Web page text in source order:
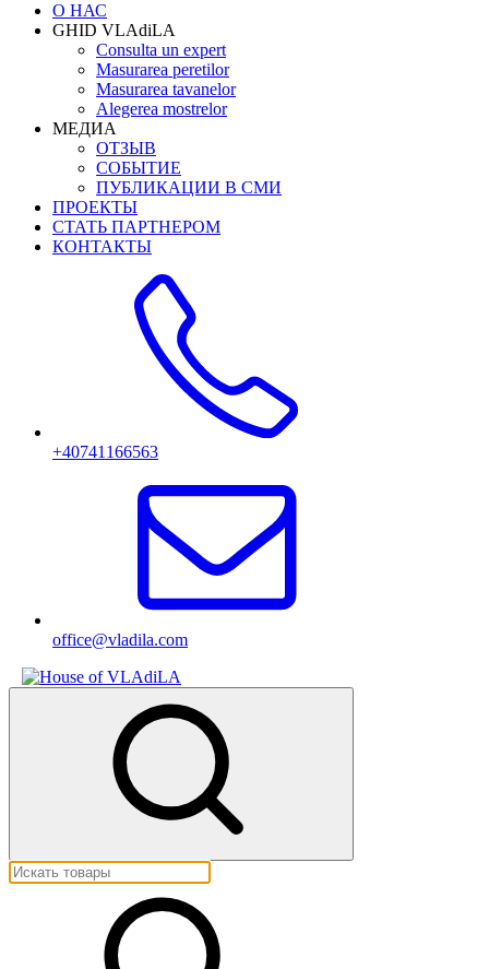
О НАС
GHID VLAdiLA
Consulta un expert
Masurarea peretilor
Masurarea tavanelor
Alegerea mostrelor
МЕДИА
ОТЗЫВ
СОБЫТИЕ
ПУБЛИКАЦИИ В СМИ
ПРОЕКТЫ
СТАТЬ ПАРТНЕРОМ
КОНТАКТЫ
+40741166563
office@vladila.com